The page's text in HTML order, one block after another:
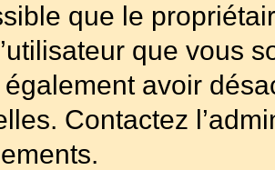
que le
que vous
avoir
Contactez